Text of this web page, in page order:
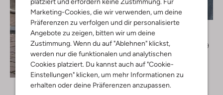
Marketing-Cookies, die wir verwenden, um deine
Präferenzen zu verfolgen und dir personalisierte
Angebote zu zeigen, bitten wir um deine
Zustimmung. Wenn du auf "Ablehnen" klickst,
werden nur die funktionalen und analytischen
Cookies platziert. Du kannst auch auf "Cookie-
Einstellungen" klicken, um mehr Informationen zu
erhalten oder deine Präferenzen anzupassen.
Entdecke den Look
Letzter Artikel
-20%
Notre-V
€ 29,99
€ 23,99
+ mehr farben